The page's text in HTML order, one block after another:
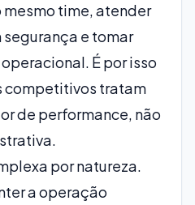
mesmo time, atender
segurança e tomar
É por isso
competitivos tratam
de performance, não
por natureza.
a operação